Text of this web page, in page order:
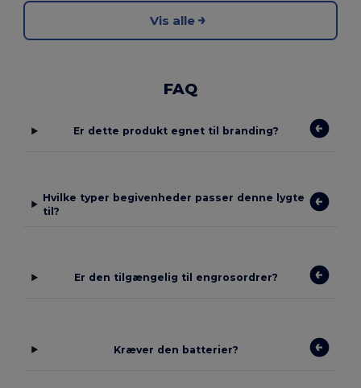
Vis alle
FAQ
Er dette produkt egnet til branding?
Hvilke typer begivenheder passer denne lygte
til?
Er den tilgængelig til engrosordrer?
Kræver den batterier?